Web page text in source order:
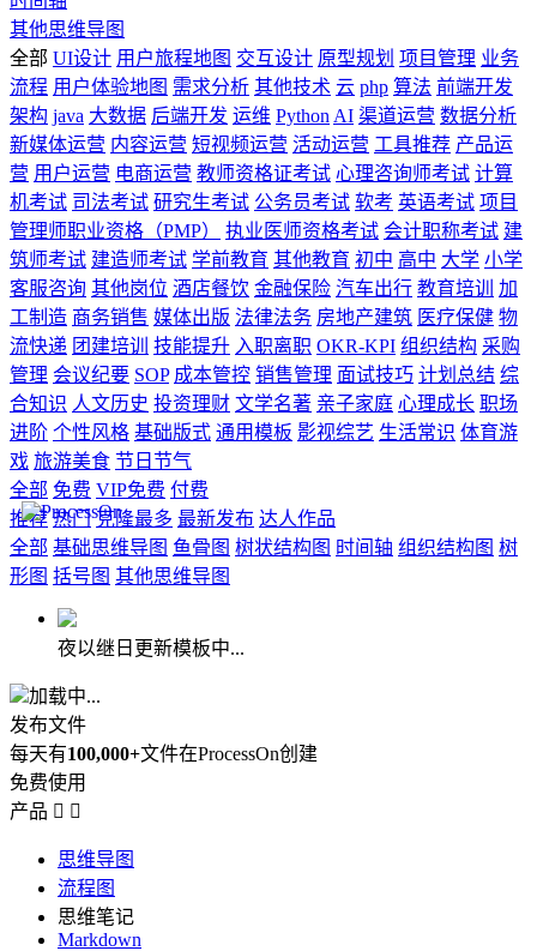
其他思维导图
全部 UI设计 用户旅程地图 交互设计 原型规划 项目管理 业务
流程 用户体验地图 需求分析 其他技术 云 php 算法 前端开发
架构 java 大数据 后端开发 运维 Python AI 渠道运营 数据分析
新媒体运营 内容运营 短视频运营 活动运营 工具推荐 产品运
营 用户运营 电商运营 教师资格证考试 心理咨询师考试 计算
机考试 司法考试 研究生考试 公务员考试 软考 英语考试 项目
管理师职业资格（PMP）
执业医师资格考试 会计职称考试 建
筑师考试 建造师考试 学前教育 其他教育 初中 高中 大学 小学
客服咨询 其他岗位 酒店餐饮 金融保险 汽车出行 教育培训
加
工制造 商务销售 媒体出版 法律法务 房地产建筑 医疗保健 物
流快递 团建培训 技能提升 入职离职 OKR-KPI 组织结构 采购
管理 会议纪要 SOP 成本管控 销售管理 面试技巧 计划总结 综
合知识 人文历史 投资理财 文学名著 亲子家庭 心理成长 职场
进阶 个性风格 基础版式 通用模板 影视综艺 生活常识 体育游
戏 旅游美食 节日节气
全部 免费 VIP免费 付费
推荐 热门 克隆最多 最新发布 达人作品
全部 基础思维导图 鱼骨图 树状结构图 时间轴 组织结构图 树
形图 括号图 其他思维导图
夜以继日更新模板中...
加载中...
发布文件
每天有100,000+文件在ProcessOn创建
免费使用
产品  
思维导图
流程图
思维笔记
Markdown